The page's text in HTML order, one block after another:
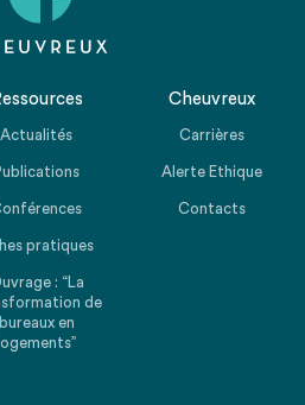
Actualités
pratiques
: “La
de
bureaux en
logements”
Cheuvreux
Carrières
Alerte Ethique
Contacts